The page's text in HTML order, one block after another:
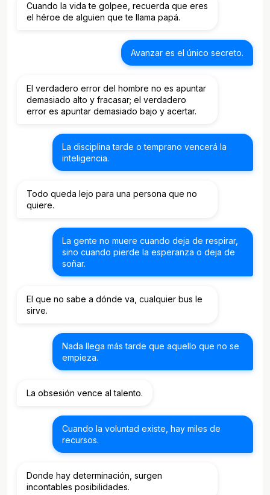
Cuando la vida te golpee, recuerda que eres
el héroe de alguien que te llama papá.
Avanzar es el único secreto.
El verdadero error del hombre no es apuntar
demasiado alto y fracasar; el verdadero
error es apuntar demasiado bajo y acertar.
La disciplina tarde o temprano vencerá la
inteligencia.
Todo queda lejo para una persona que no
quiere.
La gente no muere cuando deja de respirar,
sino cuando pierde la esperanza o deja de
soñar.
El que no sabe a dónde va, cualquier bus le
sirve.
Nada llega más tarde que aquello que no se
empieza.
La obsesión vence al talento.
Cuando la voluntad existe, hay miles de
recursos.
Donde hay determinación, surgen
incontables posibilidades.